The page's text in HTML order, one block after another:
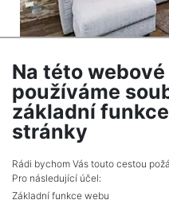
Byt na prodej / 2+1 / 71
Praha 1 - Staré Město
16 480 000 Kč (za
včetně provize a
Na této
používáme
základní
stránky
Rádi bychom Vás touto cestou
Pro následující účel:
Základní funkce webu